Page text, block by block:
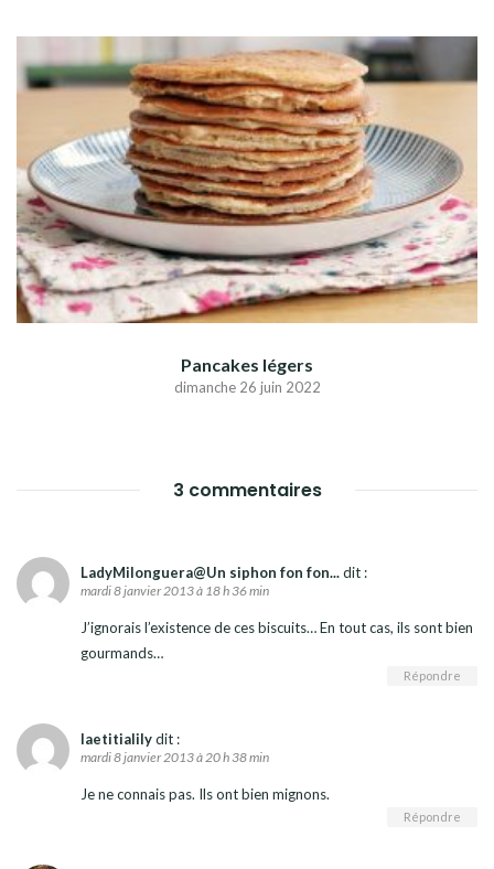
Pancakes légers
dimanche 26 juin 2022
3 commentaires
LadyMilonguera@Un siphon fon fon...dit :
mardi 8 janvier 2013 à 18 h 36 min
J’ignorais l’existence de ces biscuits… En tout cas, ils sont bien
gourmands…
Répondre
laetitialilydit :
mardi 8 janvier 2013 à 20 h 38 min
Je ne connais pas. Ils ont bien mignons.
Répondre